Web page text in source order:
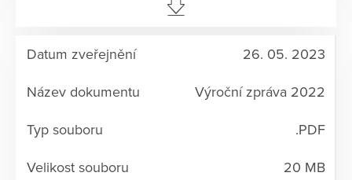
26. 05. 2023
Výroční zpráva 2022
.PDF
20 MB